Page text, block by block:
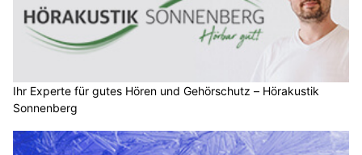
Ihr Experte für gutes Hören und Gehörschutz – Hörakustik
Sonnenberg